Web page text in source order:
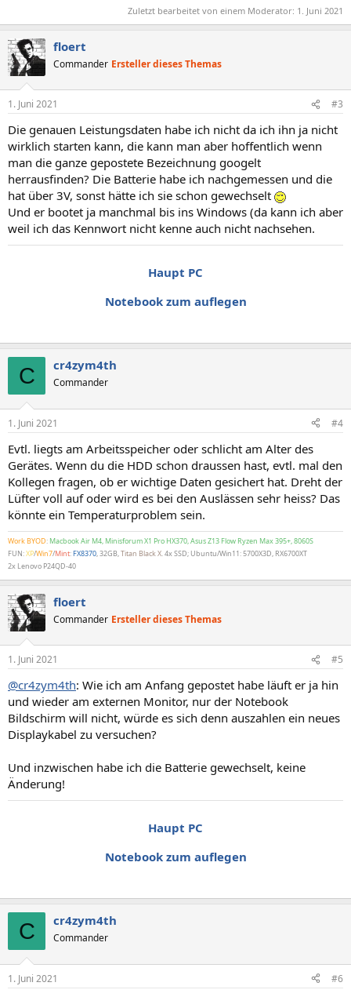
Zuletzt bearbeitet von einem Moderator: 1. Juni 2021
floert
Commander Ersteller dieses Themas
1. Juni 2021 #3
Die genauen Leistungsdaten habe ich nicht da ich ihn ja nicht
wirklich starten kann, die kann man aber hoffentlich wenn
man die ganze gepostete Bezeichnung googelt
herrausfinden? Die Batterie habe ich nachgemessen und die
hat über 3V, sonst hätte ich sie schon gewechselt
Und er bootet ja manchmal bis ins Windows (da kann ich aber
weil ich das Kennwort nicht kenne auch nicht nachsehen.
Haupt PC
Notebook zum auflegen
C cr4zym4th
Commander
1. Juni 2021 #4
Evtl. liegts am Arbeitsspeicher oder schlicht am Alter des
Gerätes. Wenn du die HDD schon draussen hast, evtl. mal den
Kollegen fragen, ob er wichtige Daten gesichert hat. Dreht der
Lüfter voll auf oder wird es bei den Auslässen sehr heiss? Das
könnte ein Temperaturproblem sein.
Work BYOD: Macbook Air M4, Minisforum X1 Pro HX370, Asus Z13 Flow Ryzen Max 395+, 8060S
FUN:XP/Win7/Mint:FX8370 , 32GB, Titan Black X . 4x SSD; Ubuntu/Win11: 5700X3D, RX6700XT
2x Lenovo P24QD-40
floert
Commander Ersteller dieses Themas
1. Juni 2021 #5
@cr4zym4th: Wie ich am Anfang gepostet habe läuft er ja hin
und wieder am externen Monitor, nur der Notebook
Bildschirm will nicht, würde es sich denn auszahlen ein neues
Displaykabel zu versuchen?
Und inzwischen habe ich die Batterie gewechselt, keine
Änderung!
Haupt PC
Notebook zum auflegen
C cr4zym4th
Commander
1. Juni 2021 #6